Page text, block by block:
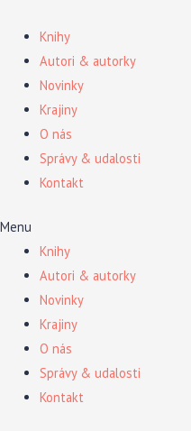
obsah
Knihy
Autori & autorky
Novinky
Krajiny
O nás
Správy & udalosti
Kontakt
Menu
Knihy
Autori & autorky
Novinky
Krajiny
O nás
Správy & udalosti
Kontakt